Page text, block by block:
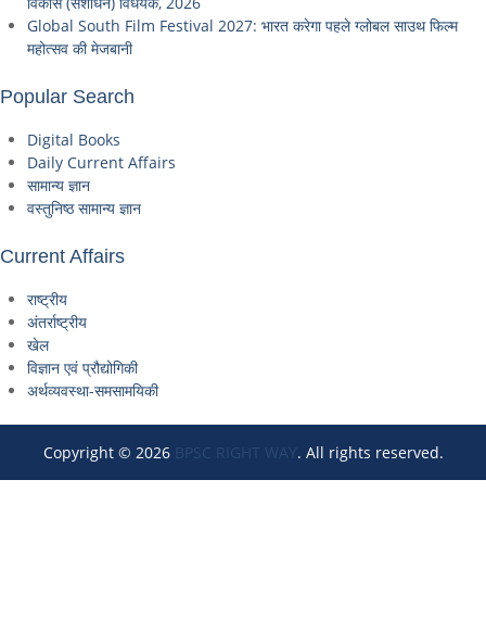
Global South Film Festival 2027: भारत करेगा पहले ग्लोबल साउथ फिल्म
महोत्सव की मेजबानी
Popular Search
Digital Books
Daily Current Affairs
सामान्य ज्ञान
वस्तुनिष्ठ सामान्य ज्ञान
Current Affairs
राष्ट्रीय
अंतर्राष्ट्रीय
खेल
विज्ञान एवं प्रौद्योगिकी
अर्थव्यवस्था-समसामयिकी
Copyright © 2026 BPSC RIGHT WAY . All rights reserved.